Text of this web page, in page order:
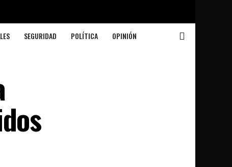
SEGURIDAD POLÍTICA OPINIÓN